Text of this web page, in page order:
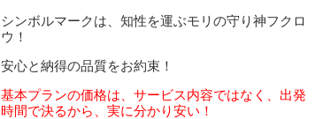
シンボルマークは、知性を運ぶモリの守り神フクロ
ウ！
安心と納得の品質をお約束！
基本プランの価格は、サービス内容ではなく、出発
時間で決るから、実に分かり安い！